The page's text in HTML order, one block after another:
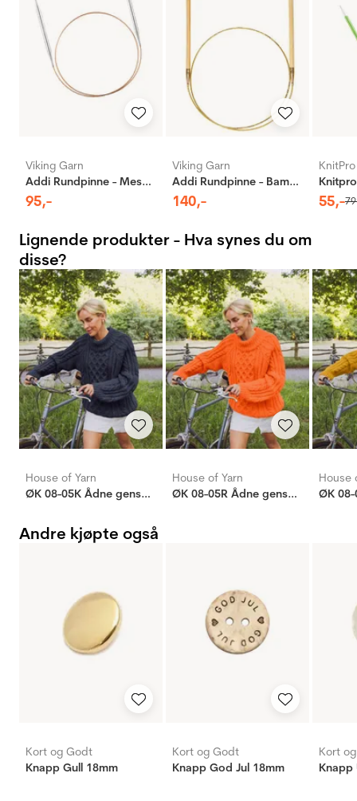
Viking Garn
Addi Rundpinne - Messing
95,-
Viking Garn
Addi Rundpinne - Bambus
140,-
KnitPro
55,-79
Lignende produkter - Hva synes du om
disse?
House of Yarn
ØK 08-05K Ådne genser unisex (Older)
House of Yarn
ØK 08-05R Ådne genser unisex (Older)
House
Andre kjøpte også
Kort og Godt
Knapp Gull 18mm
Kort og Godt
Knapp God Jul 18mm
Kort
Knapp